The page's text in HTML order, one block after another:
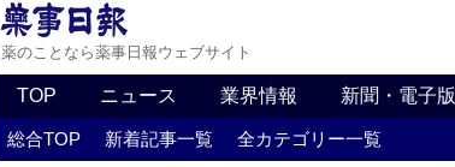
薬のことなら薬事日報ウェブサイト
TOP ニュース 業界情報 新聞・電子版
総合TOP 新着記事一覧 全カテゴリー一覧